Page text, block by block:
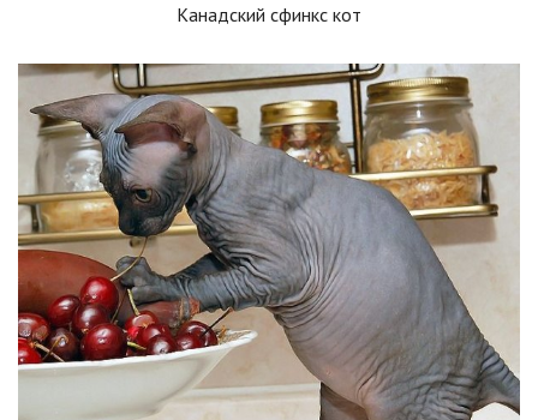
Канадский сфинкс кот